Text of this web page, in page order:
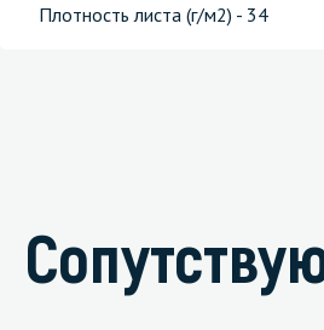
Плотность листа (г/м2) - 34